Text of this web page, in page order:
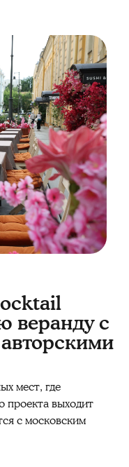
веранду с
мест, где
проекта выходит
с московским